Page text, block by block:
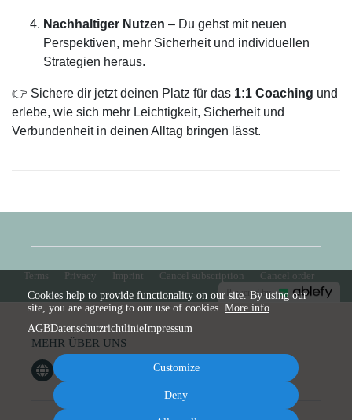
Nachhaltiger Nutzen – Du gehst mit neuen
Perspektiven, mehr Sicherheit und individuellen
Strategien heraus.
👉 Sichere dir jetzt deinen Platz für das 1:1 Coaching und
erlebe, wie sich mehr Leichtigkeit, Sicherheit und
Verbundenheit in deinen Alltag bringen lässt.
Terms Privacy Imprint Cancel subscription Cancel order
Powered by
MEHR ÜBER UNS
Cookies help to provide functionality on our site. By using our
site, you are agreeing to our use of cookies. More info
AGBDatenschutzrichtlinieImpressum
Customize
Deny